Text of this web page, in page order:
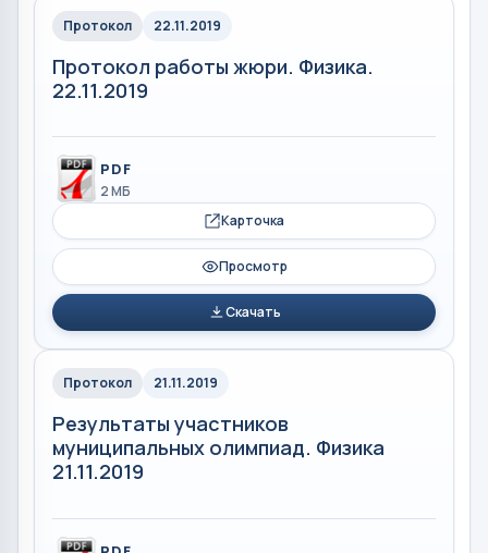
Протокол 22.11.2019
Протокол работы жюри. Физика.
22.11.2019
PDF
2 МБ
Карточка
Просмотр
Скачать
Протокол 21.11.2019
Результаты участников
муниципальных олимпиад. Физика
21.11.2019